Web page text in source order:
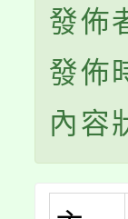
發佈
發佈
內容